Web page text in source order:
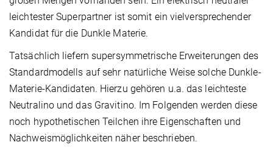
leichtester Superpartner ist somit ein vielversprechender
Kandidat für die Dunkle Materie.
Tatsächlich liefern supersymmetrische Erweiterungen des
Standardmodells auf sehr natürliche Weise solche Dunkle-
Materie-Kandidaten. Hierzu gehören u.a. das leichteste
Neutralino und das Gravitino. Im Folgenden werden diese
noch hypothetischen Teilchen ihre Eigenschaften und
Nachweismöglichkeiten näher beschrieben.